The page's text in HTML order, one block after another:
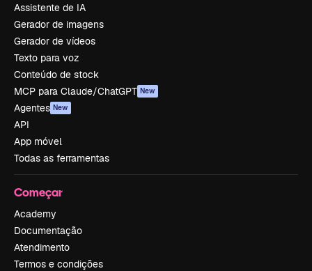
Assistente de IA
Gerador de imagens
Gerador de vídeos
Texto para voz
Conteúdo de stock
MCP para Claude/ChatGPT New
Agentes New
API
App móvel
Todas as ferramentas
Começar
Academy
Documentação
Atendimento
Termos e condições